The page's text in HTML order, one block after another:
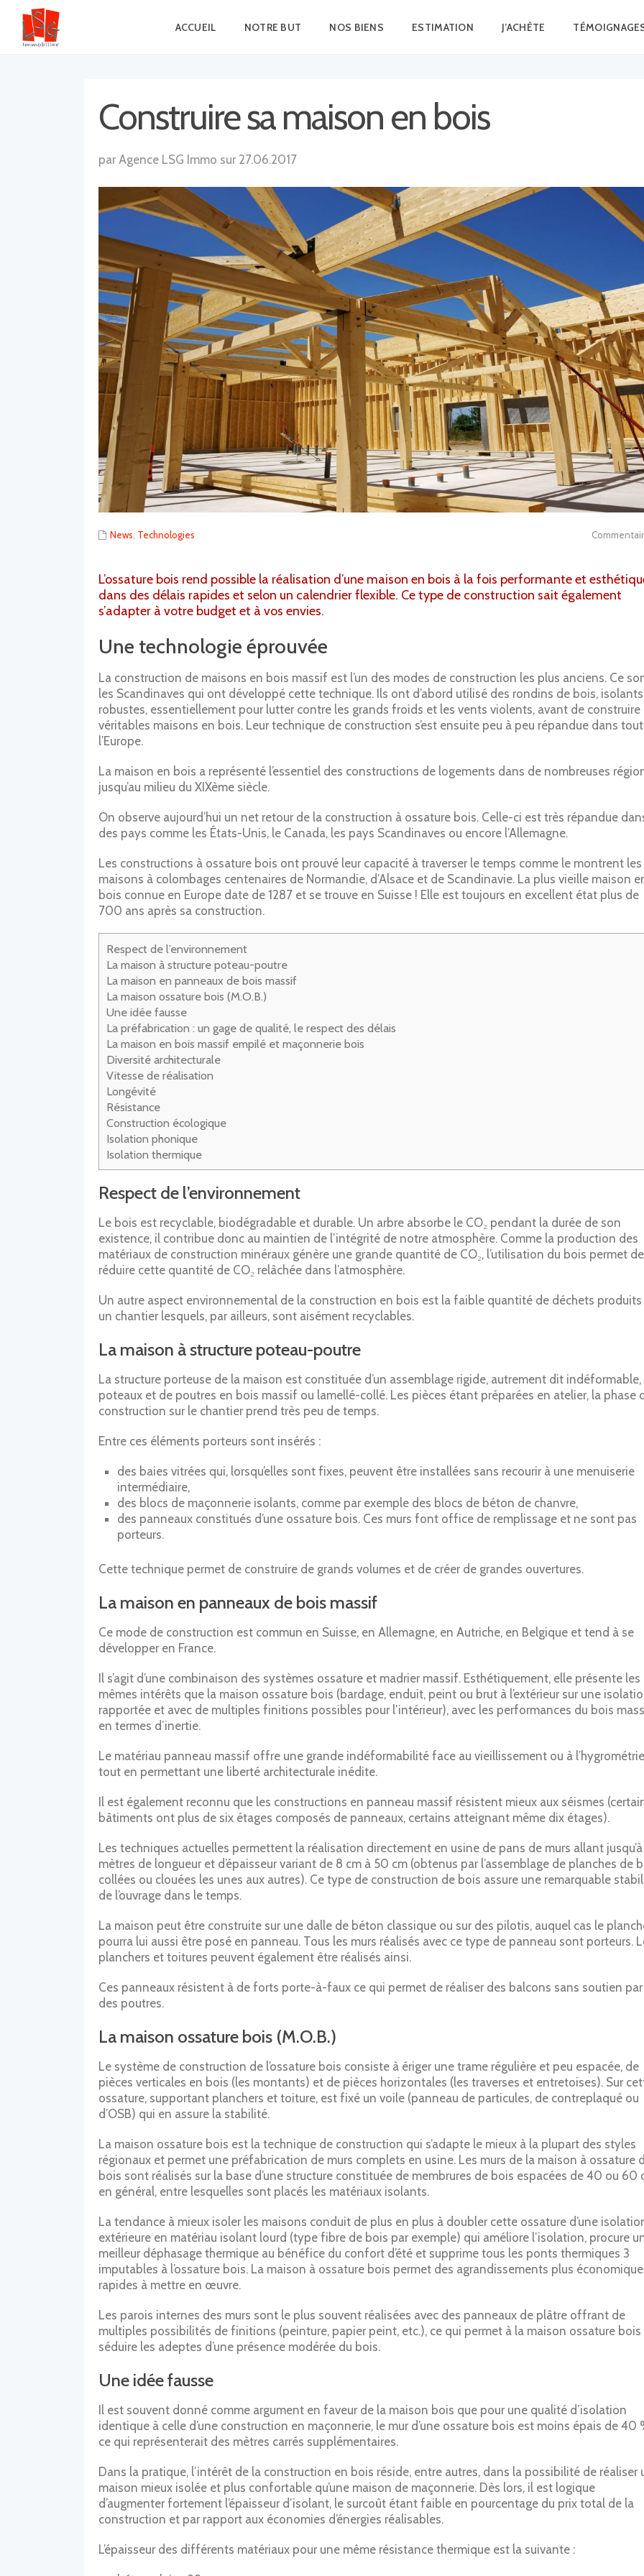
ACCUEIL NOTRE BUT NOS BIENS ESTIMATION J’ACHÈTE
Construire sa maison en bois
par Agence LSG Immo sur 27.06.2017
News Technologies
L’ossature bois rend possible la réalisation d’une maison en bois à la fois performante et
dans des délais rapides et selon un calendrier flexible. Ce type de construction sait également
s’adapter à votre budget et à vos envies.
Une technologie éprouvée
La construction de maisons en bois massif est l’un des modes de construction les plus anciens. Ce
les Scandinaves qui ont développé cette technique. Ils ont d’abord utilisé des rondins de bois,
robustes, essentiellement pour lutter contre les grands froids et les vents violents, avant de construire
véritables maisons en bois. Leur technique de construction s’est ensuite peu à peu répandue dans
l’Europe.
La maison en bois a représenté l’essentiel des constructions de logements dans de nombreuses
jusqu’au milieu du XIXème siècle.
On observe aujourd’hui un net retour de la construction à ossature bois. Celle-ci est très répandue
des pays comme les États-Unis, le Canada, les pays Scandinaves ou encore l’Allemagne.
Les constructions à ossature bois ont prouvé leur capacité à traverser le temps comme le montrent les
maisons à colombages centenaires de Normandie, d’Alsace et de Scandinavie. La plus vieille maison
bois connue en Europe date de 1287 et se trouve en Suisse ! Elle est toujours en excellent état plus de
700 ans après sa construction.
Respect de l’environnement
La maison à structure poteau-poutre
La maison en panneaux de bois massif
La maison ossature bois (M.O.B.)
Une idée fausse
La préfabrication : un gage de qualité, le respect des délais
La maison en bois massif empilé et maçonnerie bois
Diversité architecturale
Vitesse de réalisation
Longévité
Résistance
Construction écologique
Isolation phonique
Isolation thermique
Respect de l’environnement
Le bois est recyclable, biodégradable et durable. Un arbre absorbe le CO₂ pendant la durée de son
existence, il contribue donc au maintien de l’intégrité de notre atmosphère. Comme la production des
matériaux de construction minéraux génère une grande quantité de CO₂, l’utilisation du bois permet de
réduire cette quantité de CO₂ relâchée dans l’atmosphère.
Un autre aspect environnemental de la construction en bois est la faible quantité de déchets produits
un chantier lesquels, par ailleurs, sont aisément recyclables.
La maison à structure poteau-poutre
La structure porteuse de la maison est constituée d’un assemblage rigide, autrement dit indéformable,
poteaux et de poutres en bois massif ou lamellé-collé. Les pièces étant préparées en atelier, la phase
construction sur le chantier prend très peu de temps.
Entre ces éléments porteurs sont insérés :
des baies vitrées qui, lorsqu’elles sont fixes, peuvent être installées sans recourir à une menuiserie
intermédiaire,
des blocs de maçonnerie isolants, comme par exemple des blocs de béton de chanvre,
des panneaux constitués d’une ossature bois. Ces murs font office de remplissage et ne sont pas
porteurs.
Cette technique permet de construire de grands volumes et de créer de grandes ouvertures.
La maison en panneaux de bois massif
Ce mode de construction est commun en Suisse, en Allemagne, en Autriche, en Belgique et tend à se
développer en France.
Il s’agit d’une combinaison des systèmes ossature et madrier massif. Esthétiquement, elle présente les
mêmes intérêts que la maison ossature bois (bardage, enduit, peint ou brut à l’extérieur sur une
rapportée et avec de multiples finitions possibles pour l’intérieur), avec les performances du bois
en termes d’inertie.
Le matériau panneau massif offre une grande indéformabilité face au vieillissement ou à
tout en permettant une liberté architecturale inédite.
Il est également reconnu que les constructions en panneau massif résistent mieux aux séismes
bâtiments ont plus de six étages composés de panneaux, certains atteignant même dix étages).
Les techniques actuelles permettent la réalisation directement en usine de pans de murs allant
mètres de longueur et d’épaisseur variant de 8 cm à 50 cm (obtenus par l’assemblage de planches de
collées ou clouées les unes aux autres). Ce type de construction de bois assure une remarquable
de l’ouvrage dans le temps.
La maison peut être construite sur une dalle de béton classique ou sur des pilotis, auquel cas le
pourra lui aussi être posé en panneau. Tous les murs réalisés avec ce type de panneau sont porteurs.
planchers et toitures peuvent également être réalisés ainsi.
Ces panneaux résistent à de forts porte-à-faux ce qui permet de réaliser des balcons sans soutien par
des poutres.
La maison ossature bois (M.O.B.)
Le système de construction de l’ossature bois consiste à ériger une trame régulière et peu espacée, de
pièces verticales en bois (les montants) et de pièces horizontales (les traverses et entretoises). Sur
ossature, supportant planchers et toiture, est fixé un voile (panneau de particules, de contreplaqué ou
d’OSB) qui en assure la stabilité.
La maison ossature bois est la technique de construction qui s’adapte le mieux à la plupart des styles
régionaux et permet une préfabrication de murs complets en usine. Les murs de la maison à ossature
bois sont réalisés sur la base d’une structure constituée de membrures de bois espacées de 40 ou 60
en général, entre lesquelles sont placés les matériaux isolants.
La tendance à mieux isoler les maisons conduit de plus en plus à doubler cette ossature d’une
extérieure en matériau isolant lourd (type fibre de bois par exemple) qui améliore l’isolation, procure
meilleur déphasage thermique au bénéfice du confort d’été et supprime tous les ponts thermiques 3
imputables à l’ossature bois. La maison à ossature bois permet des agrandissements plus
rapides à mettre en œuvre.
Les parois internes des murs sont le plus souvent réalisées avec des panneaux de plâtre offrant de
multiples possibilités de finitions (peinture, papier peint, etc.), ce qui permet à la maison ossature bois
séduire les adeptes d’une présence modérée du bois.
Une idée fausse
Il est souvent donné comme argument en faveur de la maison bois que pour une qualité d’isolation
identique à celle d’une construction en maçonnerie, le mur d’une ossature bois est moins épais de 40
ce qui représenterait des mètres carrés supplémentaires.
Dans la pratique, l’intérêt de la construction en bois réside, entre autres, dans la possibilité de réaliser
maison mieux isolée et plus confortable qu’une maison de maçonnerie. Dès lors, il est logique
d’augmenter fortement l’épaisseur d’isolant, le surcoût étant faible en pourcentage du prix total de la
construction et par rapport aux économies d’énergies réalisables.
L’épaisseur des différents matériaux pour une même résistance thermique est la suivante :